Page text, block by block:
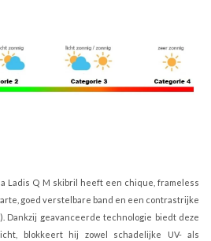
Ladis Q M skibril heeft een chique, frameless
goed verstelbare band en een contrastrijke
Dankzij geavanceerde technologie biedt deze
blokkeert hij zowel schadelijke UV- als